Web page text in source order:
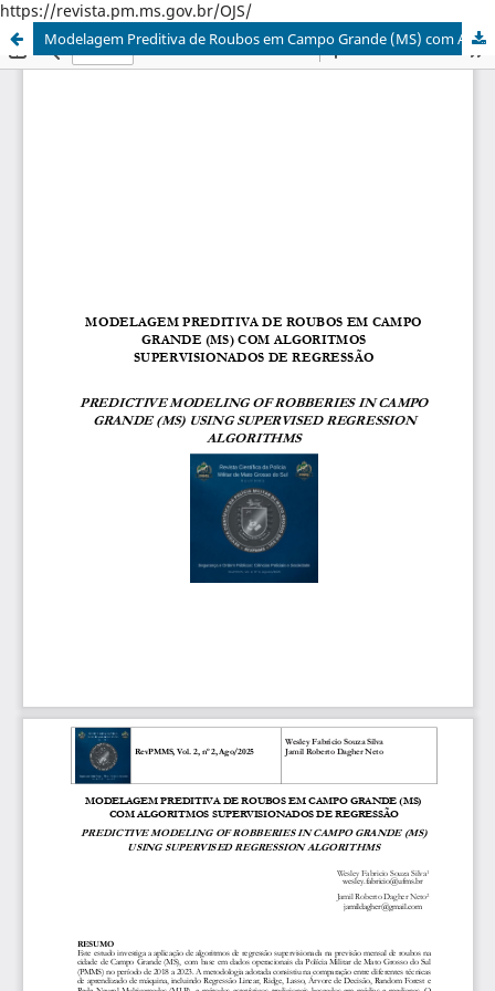
https://revista.pm.ms.gov.br/OJS/
Modelagem Preditiva de Roubos em Campo Grande (MS) com Algoritmos Supervisionados de Regressão